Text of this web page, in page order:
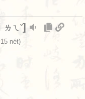
ㄌㄟˇ]
nét)